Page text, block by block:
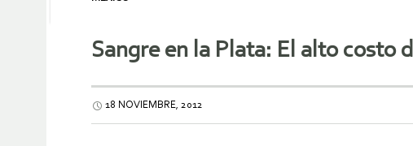
Sangre en la Plata: El alto costo
18 NOVIEMBRE, 2012